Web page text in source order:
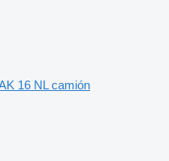
16 NL camión